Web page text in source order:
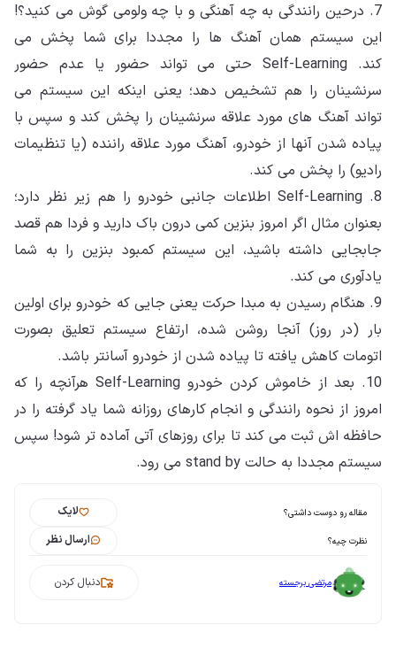
7. درحین رانندگی به چه آهنگی و با چه ولومی گوش می کنید؟!
این سیستم همان آهنگ ها را مجددا برای شما پخش می
کند. Self-Learning حتی می تواند حضور یا عدم حضور
سرنشینان را هم تشخیص دهد؛ یعنی اینکه این سیستم می
تواند آهنگ های مورد علاقه سرنشینان را پخش کند و سپس با
پیاده شدن آنها از خودرو، آهنگ مورد علاقه راننده (یا تنظیمات
رادیو) را پخش می کند.
8. Self-Learning اطلاعات جانبی خودرو را هم زیر نظر دارد؛
بعنوان مثال اگر امروز بنزین کمی درون باک دارید و فردا هم قصد
جابجایی داشته باشید، این سیستم کمبود بنزین را به شما
یادآوری می کند.
9. هنگام رسیدن به مبدا حرکت یعنی جایی که خودرو برای اولین
بار (در روز) آنجا روشن شده، ارتفاع سیستم تعلیق بصورت
اتومات کاهش یافته تا پیاده شدن از خودرو آسانتر باشد.
10. بعد از خاموش کردن خودرو Self-Learning هرآنچه را که
امروز از نحوه رانندگی و انجام کارهای روزانه شما یاد گرفته را در
حافظه اش ثبت می کند تا برای روزهای آتی آماده تر شود! سپس
سیستم مجددا به حالت stand by می رود.
مقاله رو دوست داشتی؟ لایک
نظرت چیه؟ ارسال نظر
مرتضی برجسته دنبال کردن